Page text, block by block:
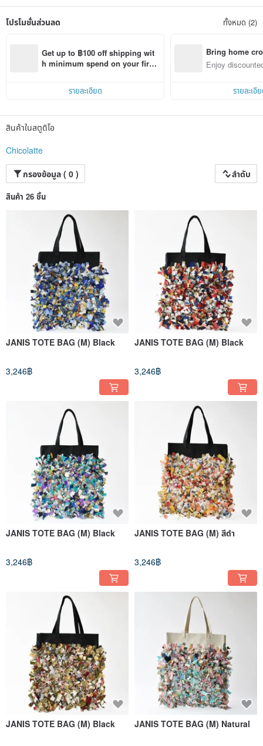
เราต้องการทำสิ่งเหล่านี้ต่อไปเรื่อย ๆ
ーเราใช้ผ้าวินเทจและผ้าเดดสต็อก
เราเห็นคุณค่าของเสน่ห์ผ้าพันคอและสัมผัสที่เกิดจากกาลเวลา จึงเลือกใช้ผ้าพันคอวินเทจจาก
ーงานแฮนด์เมด ผลิตในญี่ปุ่น
สินค้าแต่ละชิ้นทำด้วยมือในญี่ปุ่น ใส่ใจในทุกขั้นตอน
อาชีพของพวกเขาคือสิ่งที่ทำให้ผลงานมีคุณภาพ
เราไม่ได้เลือกทำงานรูปแบบนี้เพราะเหตุผลด้านจริยธรรม แต่เพราะได้เห็น ได้สัมผัส และเชื่อมั่น
ว่า “งานนี้มีเพียงพวกเขาเท่านั้นที่ทำได้” จึงร่วมกันสร้างแบรนด์ขึ้นมา
ปัจจุบัน มีเพียงเจ้าหน้าที่ 1 คนและช่างฝีมือ 1 คนที่สามารถติดอะไหล่ปากกระเป๋าได้
ทักษะงานละเอียดของพวกเขาน่าประทับใจจนต้องหยุดมอง
ยังมีสมาชิกที่รีดผ้าได้ดีเยี่ยม และผู้เชี่ยวชาญที่เย็บงานได้หลายสิบชิ้นต่อวัน
รวมถึงผู้ที่ค่อย ๆ ติดแท็กสินค้าอย่างประณีตในขั้นตอนสุดท้าย
เรารู้สึกขอบคุณจากใจต่อทุกคนที่ร่วมกันสร้างงานของ Atelier Kinlaya อย่างตั้งใจเสมอ
แม้พวกเขาจะมีข้อจำกัด แต่ก็ล้วนเป็น “ช่างฝีมือที่แท้จริง”
พร้อมทั้งขอบคุณเจ้าหน้าที่ที่คอยสนับสนุนพวกเขาด้วย
ด้วยวัสดุที่ต่างกัน กับฝีมือที่แตกต่างของแต่ละคน
เราหวังว่าจะได้ทำกระเป๋าและของใช้ที่ค่อย ๆ อยู่เคียงข้างในแต่ละวันของลูกค้าอย่างอ่อนโยน
ให้ทุกวันเต็มไปด้วยความสุขจากวัสดุและผู้คน
Instagram @chicolatte_lefreak
X(Twitter) @chicolatte_info
โปรโมชั่นส่วนลด ทั้งหมด (2)
Get up to ฿100 off shipping wit
h minimum spend on your first
รายละเอียด
Bring home
n with ease
Enjoy
รายละเอี
สินค้าในสตูดิโอ
Chicolatte
กรองข้อมูล ( 0 )
ลำดับ
สินค้า 26 ชิ้น
JANIS TOTE BAG (M) Black
3,246฿
JANIS TOTE BAG (M) Black
3,246฿
JANIS TOTE BAG (M) Black
3,246฿
JANIS TOTE BAG (M) สีดำ
3,246฿
JANIS TOTE BAG (M) Black JANIS TOTE BAG (M) Natural